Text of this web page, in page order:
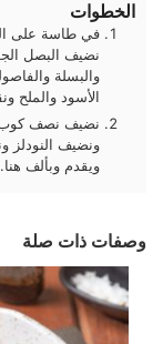
الخطوات
في طاسة على
نضيف البصل
والبسلة
الأسود والملح
نضيف نصف كوب
ونضيف النودلز
ويقدم وبألف هنا.
وصفات ذات صلة